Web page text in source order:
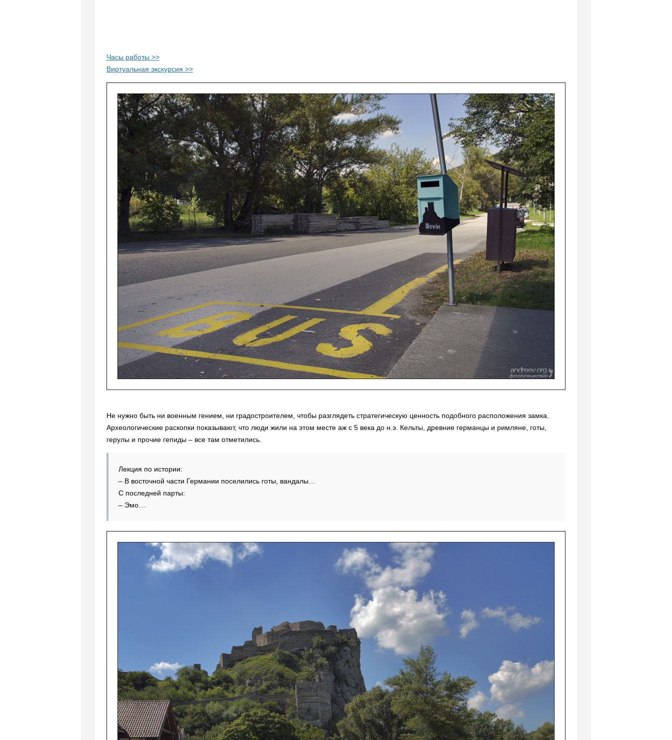
Часы работы >>
Виртуальная экскурсия >>
Не нужно быть ни военным гением, ни градостроителем, чтобы разглядеть стратегическую ценность подобного расположения замка.
Археологические раскопки показывают, что люди жили на этом месте аж с 5 века до н.э. Кельты, древние германцы и римляне, готы,
герулы и прочие гепиды – все там отметились.
Лекция по истории:
– В восточной части Германии поселились готы, вандалы…
С последней парты:
– Эмо…